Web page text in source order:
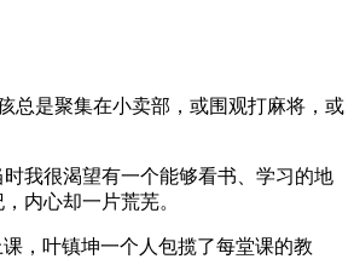
总是聚集在小卖部，或围观打麻将，或
我很渴望有一个能够看书、学习的地
内心却一片荒芜。
，叶镇坤一个人包揽了每堂课的教